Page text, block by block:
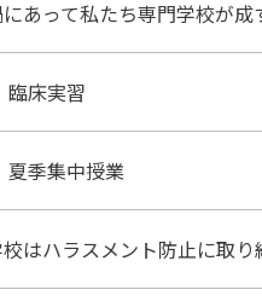
にあって私たち専門学校が
臨床実習
夏季集中授業
はハラスメント防止に取り